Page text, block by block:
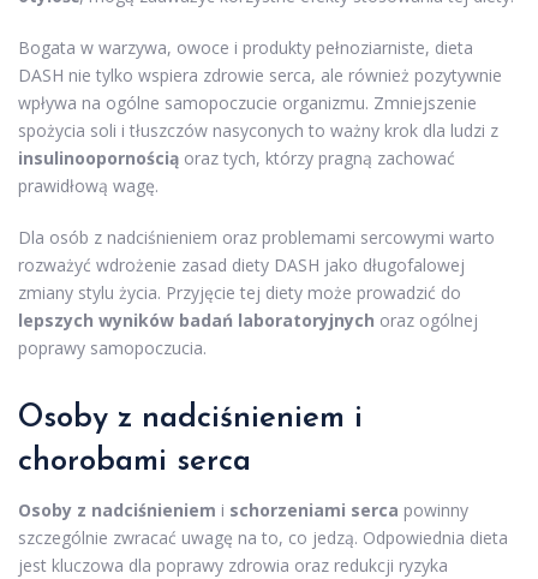
Bogata w warzywa, owoce i produkty pełnoziarniste, dieta
DASH nie tylko wspiera zdrowie serca, ale również pozytywnie
wpływa na ogólne samopoczucie organizmu. Zmniejszenie
spożycia soli i tłuszczów nasyconych to ważny krok dla ludzi z
insulinoopornością oraz tych, którzy pragną zachować
prawidłową wagę.
Dla osób z nadciśnieniem oraz problemami sercowymi warto
rozważyć wdrożenie zasad diety DASH jako długofalowej
zmiany stylu życia. Przyjęcie tej diety może prowadzić do
lepszych wyników badań laboratoryjnych oraz ogólnej
poprawy samopoczucia.
Osoby z nadciśnieniem i
chorobami serca
Osoby z nadciśnieniem i schorzeniami serca powinny
szczególnie zwracać uwagę na to, co jedzą. Odpowiednia dieta
jest kluczowa dla poprawy zdrowia oraz redukcji ryzyka